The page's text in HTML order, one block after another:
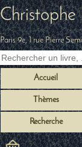
Christophe
Paris 9e, 1 rue Pierre
Accueil
Thèmes
Recherche